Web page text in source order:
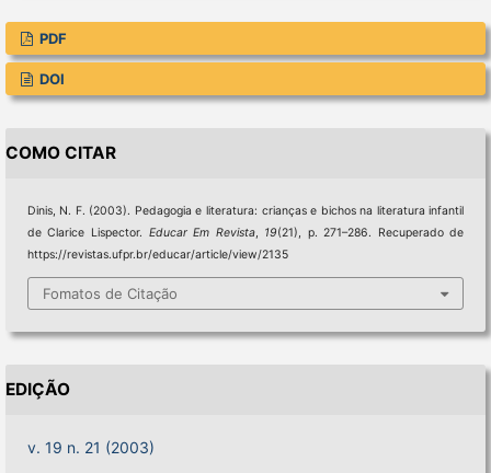
PDF
DOI
COMO CITAR
Dinis, N. F. (2003). Pedagogia e literatura: crianças e bichos na literatura infantil
de Clarice Lispector. Educar Em Revista, 19(21), p. 271–286. Recuperado de
https://revistas.ufpr.br/educar/article/view/2135
Fomatos de Citação
EDIÇÃO
v. 19 n. 21 (2003)